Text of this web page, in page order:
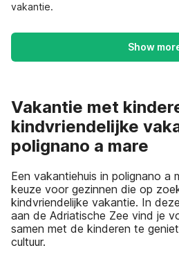
vakantie.
Show
Vakantie met
kindvriendelijke
polignano a mare
Een vakantiehuis in polignano a
keuze voor gezinnen die op
kindvriendelijke vakantie. In
aan de Adriatische Zee vind je
samen met de kinderen te
cultuur.